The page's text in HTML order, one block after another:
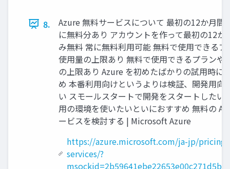
8.
Azure 無料サービスについて 最初の12か月間
に無料分あり アカウントを作って最初の12か
み無料 常に無料利用可能 無料で使用できるプ
使用量の上限あり 無料で使用できるプランや
の上限あり Azure を初めたばかりの試用時に
め 本番利用向けというよりは検証、開発用向
い スモールスタートで開発をスタートしたい
用の環境を使いたいといにおすすめ 無料の
ービスを検討する | Microsoft Azure
https://azure.microsoft.com/ja-jp/
services/?